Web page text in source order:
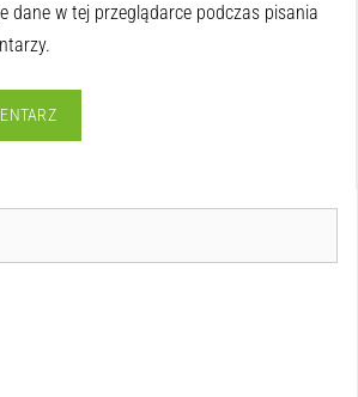
dane w tej przeglądarce podczas pisania